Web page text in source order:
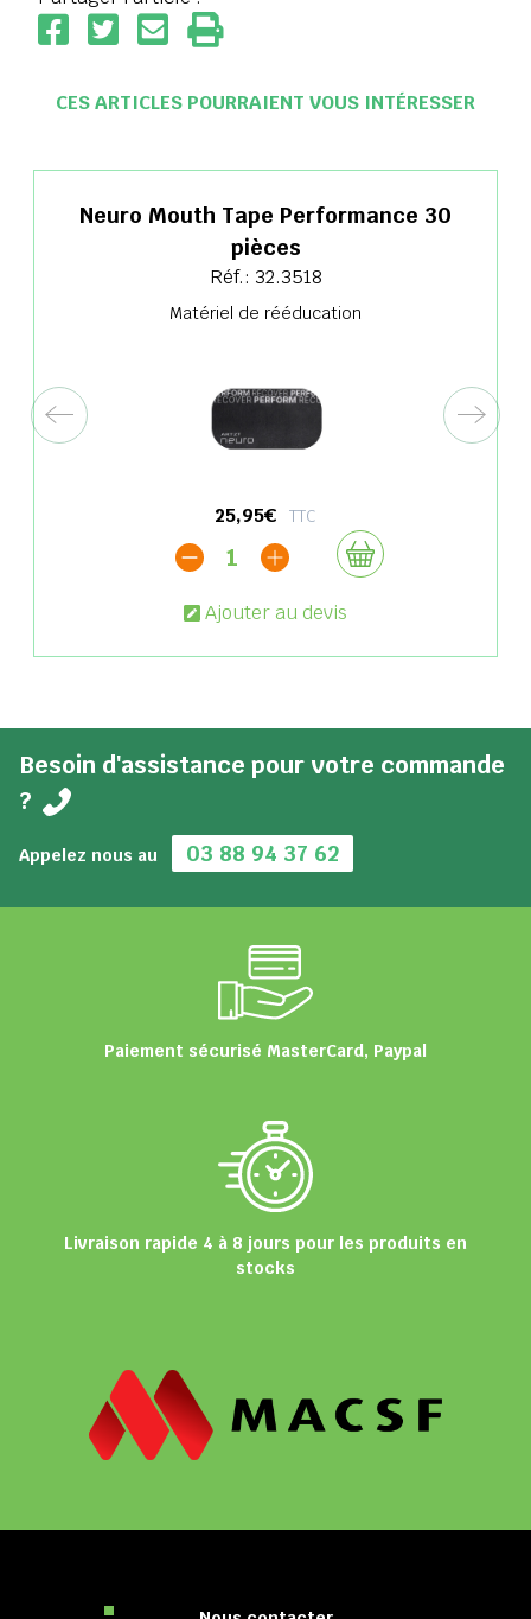
CES ARTICLES POURRAIENT VOUS INTÉRESSER
Neuro Mouth Tape Performance 30
pièces
Réf.: 32.3518
Matériel de rééducation
25,95€ TTC
1
Ajouter au devis
Besoin d'assistance pour votre commande
?
Appelez nous au 03 88 94 37 62
Paiement sécurisé MasterCard, Paypal
Livraison rapide 4 à 8 jours pour les produits en
stocks